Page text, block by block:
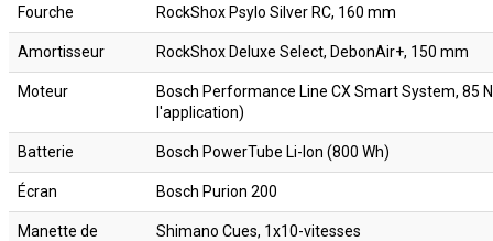
Fourche RockShox Psylo Silver RC, 160 mm
Amortisseur RockShox Deluxe Select, DebonAir+, 150 mm
Moteur
Bosch Performance Line CX Smart System, 85
l'application)
Batterie Bosch PowerTube Li-Ion (800 Wh)
Écran Bosch Purion 200
Manette de
Shimano Cues, 1x10-vitesses